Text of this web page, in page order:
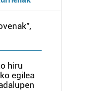
eta
teknologiaz
teknologia hori
diguzu.
hiru
egilea